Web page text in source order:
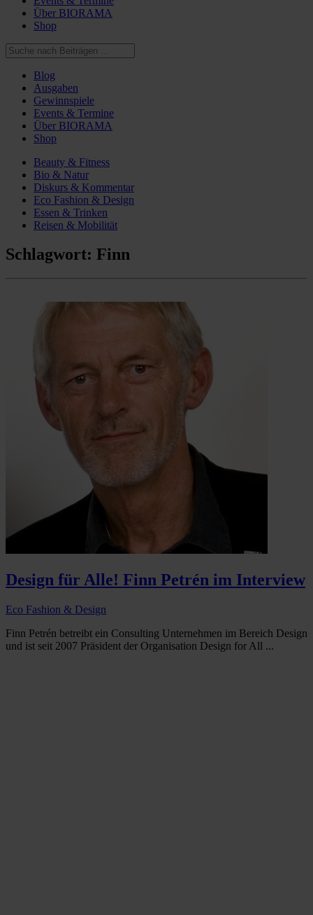
Über BIORAMA
Shop
Blog
Ausgaben
Gewinnspiele
Events & Termine
Über BIORAMA
Shop
Beauty & Fitness
Bio & Natur
Diskurs & Kommentar
Eco Fashion & Design
Essen & Trinken
Reisen & Mobilität
Schlagwort: Finn
Design für Alle! Finn Petrén im Interview
Eco Fashion & Design
Finn Petrén betreibt ein Consulting Unternehmen im Bereich Design
und ist seit 2007 Präsident der Organisation Design for All ...